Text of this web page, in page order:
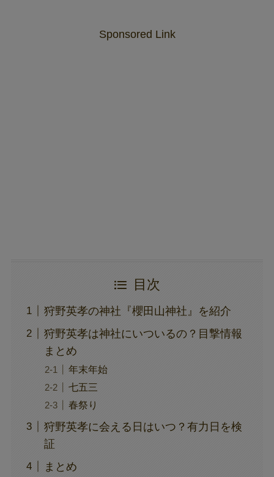
Sponsored Link
目次
狩野英孝の神社『櫻田山神社』を紹介
狩野英孝は神社にいついるの？目撃情報
まとめ
年末年始
七五三
春祭り
狩野英孝に会える日はいつ？有力日を検
証
まとめ